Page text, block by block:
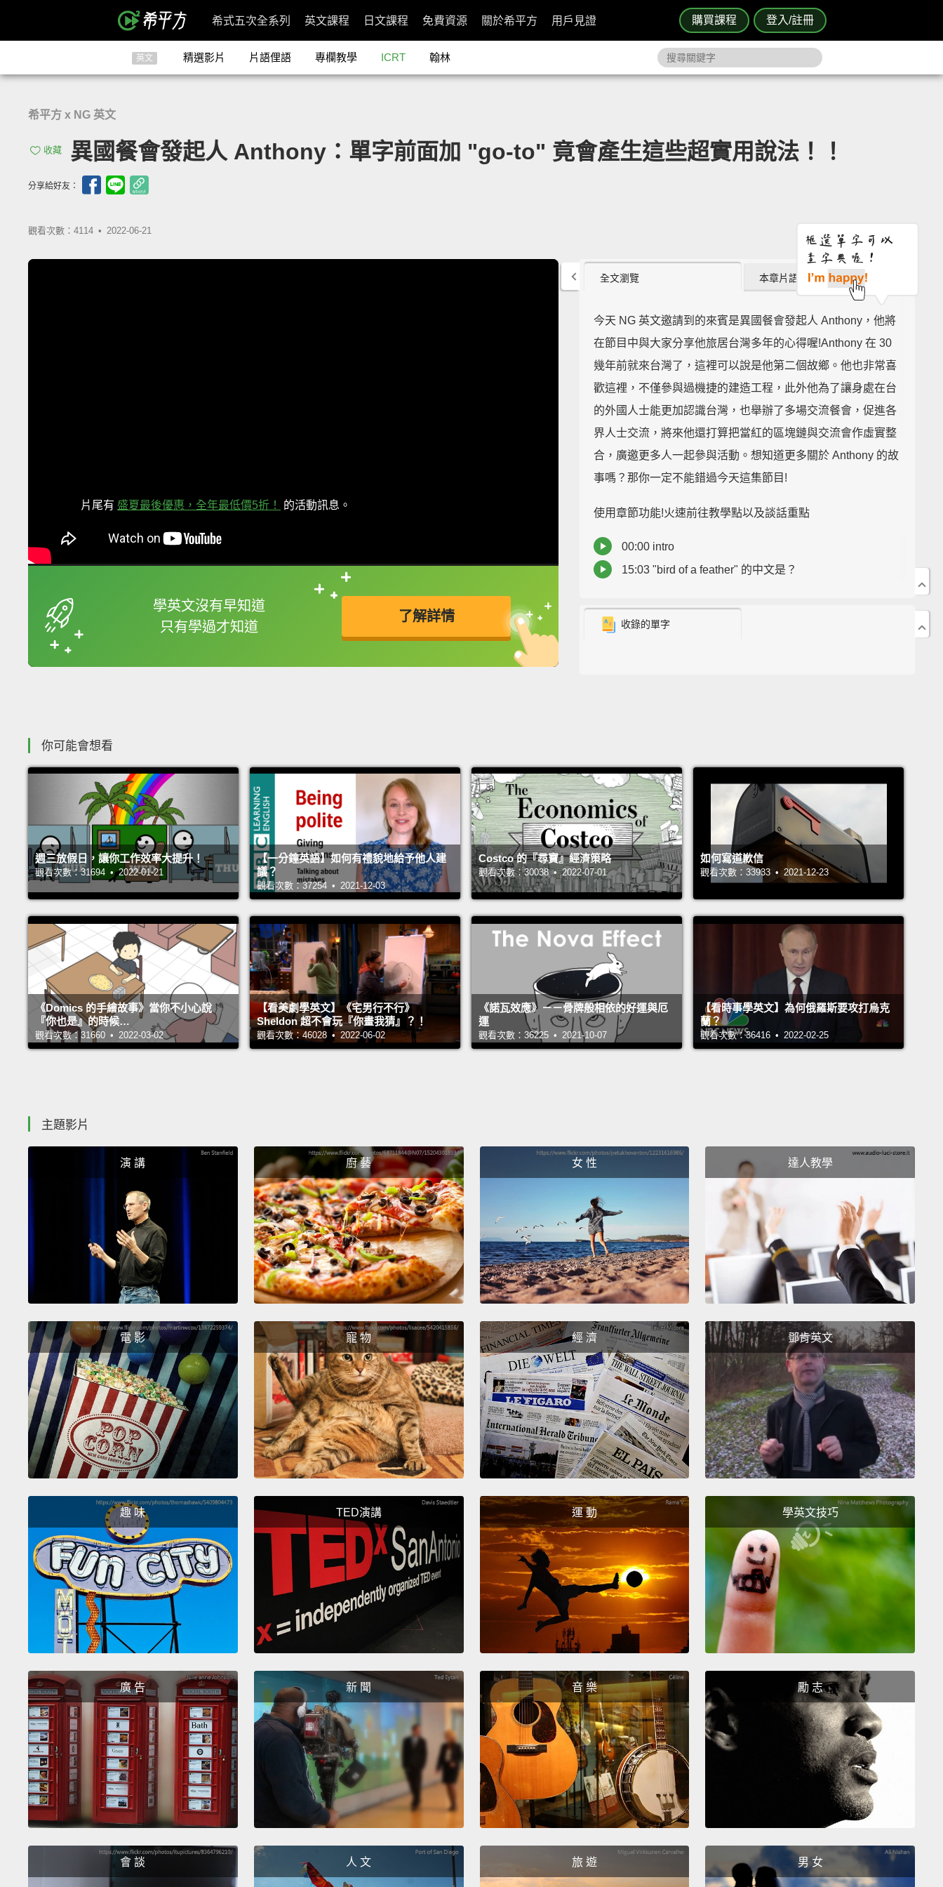
購買課程 登入/註冊
希式五次全系列 英文課程 日文課程 免費資源 關於希平方 用戶見證
英文 精選影片 片語俚語 專欄教學 ICRT 翰林
希平方 x NG 英文
收藏 異國餐會發起人 Anthony：單字前面加 "go-to" 竟會產生這些超實用說法！！
分享給好友：
觀看次數：4114 • 2022-06-21
片尾有 盛夏最後優惠，全年最低價5折！ 的活動訊息。
學英文沒有早知道
只有學過才知道
了解詳情
框選或點兩下字幕可以直接查字典喔！
全文瀏覽 本章片語 (0)
今天 NG 英文邀請到的來賓是異國餐會發起人 Anthony，他將
在節目中與大家分享他旅居台灣多年的心得喔!Anthony 在 30
幾年前就來台灣了，這裡可以說是他第二個故鄉。他也非常喜
歡這裡，不僅參與過機捷的建造工程，此外他為了讓身處在台
的外國人士能更加認識台灣，也舉辦了多場交流餐會，促進各
界人士交流，將來他還打算把當紅的區塊鏈與交流會作虛實整
合，廣邀更多人一起參與活動。想知道更多關於 Anthony 的故
事嗎？那你一定不能錯過今天這集節目!
使用章節功能!火速前往教學點以及談話重點
00:00 intro
15:03 "bird of a feather" 的中文是？
主持人：John Drummond 陽昊恩
來賓：Anthony Van Dyck
翻譯：Angela Ma
#希平方學英文 #NG英文 #交流會
收錄的單字
你可能會想看
週三放假日，讓你工作效率大提升！
觀看次數：31694 • 2022-01-21
【一分鐘英語】如何有禮貌地給予他人建
議？
觀看次數：37254 • 2021-12-03
Costco 的『尋寶』經濟策略
觀看次數：30038 • 2022-07-01
如何寫道歉信
觀看次數：33933 • 2021-12-23
《Domics 的手繪故事》當你不小心說
『你也是』的時候…
觀看次數：31660 • 2022-03-02
【看美劇學英文】《宅男行不行》
Sheldon 超不會玩『你畫我猜』？！
觀看次數：46028 • 2022-06-02
《諾瓦效應》－－骨牌般相依的好運與厄
運
觀看次數：36225 • 2021-10-07
【看時事學英文】為何俄羅斯要攻打烏克
蘭？
觀看次數：36416 • 2022-02-25
主題影片
演 講 廚 藝 女 性 達人教學
電 影 寵 物 經 濟 鄧肯英文
趣 味 TED演講 運 動 學英文技巧
廣 告 新 聞 音 樂 勵 志
會 談 人 文 旅 遊 男 女